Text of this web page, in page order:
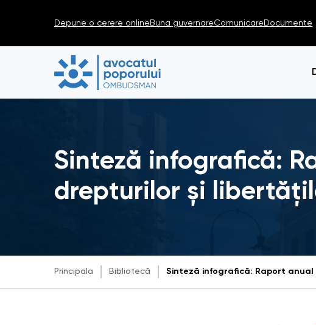
Depune o cerere online Buna guvernareComunicare Documente
Sinteză infografică:
drepturilor și
Principala Bibliotecă